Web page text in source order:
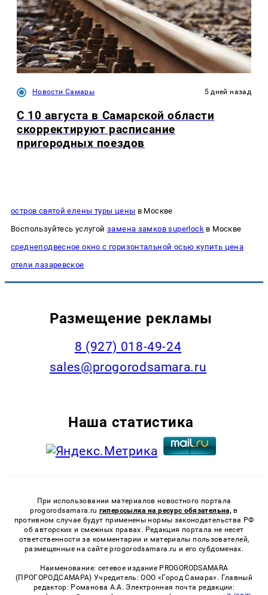
Новости Самары 5 дней назад
С 10 августа в Самарской области
скорректируют расписание
пригородных поездов
остров святой елены туры цены в Москве
Воспользуйтесь услугой замена замков superlock в Москве
среднеподвесное окно с горизонтальной осью купить цена
отели лазаревское
Размещение рекламы
8 (927) 018-49-24
sales@progorodsamara.ru
Наша статистика
При использовании материалов новостного портала
progorodsamara.ru гиперссылка на ресурс обязательна, в
противном случае будут применены нормы законодательства РФ
об авторских и смежных правах. Редакция портала не несет
ответственности за комментарии и материалы пользователей,
размещенные на сайте progorodsamara.ru и его субдоменах.
Наименование: сетевое издание PROGORODSAMARA
(ПРОГОРОДСАМАРА) Учредитель: ООО «Город Самара». Главный
редактор: Романова А.А. Электронная почта редакции: